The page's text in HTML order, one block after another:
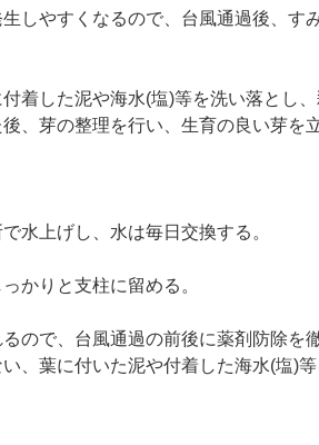
しやすくなるので、台風通過後、す
着した泥や海水(塩)等を洗い落とし
、芽の整理を行い、生育の良い芽を
水上げし、水は毎日交換する。
かりと支柱に留める。
ので、台風通過の前後に薬剤防除を
、葉に付いた泥や付着した海水(塩)等